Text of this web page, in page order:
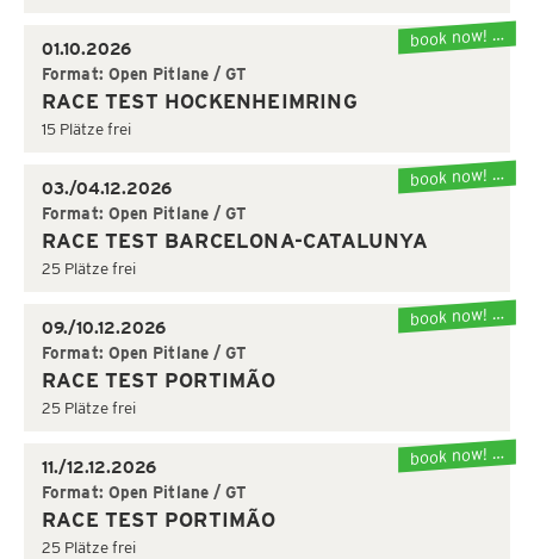
book now! …
01.10.2026
Format: Open Pitlane / GT
RACE TEST HOCKENHEIMRING
15 Plätze frei
book now! …
03./04.12.2026
Format: Open Pitlane / GT
RACE TEST BARCELONA-CATALUNYA
25 Plätze frei
book now! …
09./10.12.2026
Format: Open Pitlane / GT
RACE TEST PORTIMÃO
25 Plätze frei
book now! …
11./12.12.2026
Format: Open Pitlane / GT
RACE TEST PORTIMÃO
25 Plätze frei